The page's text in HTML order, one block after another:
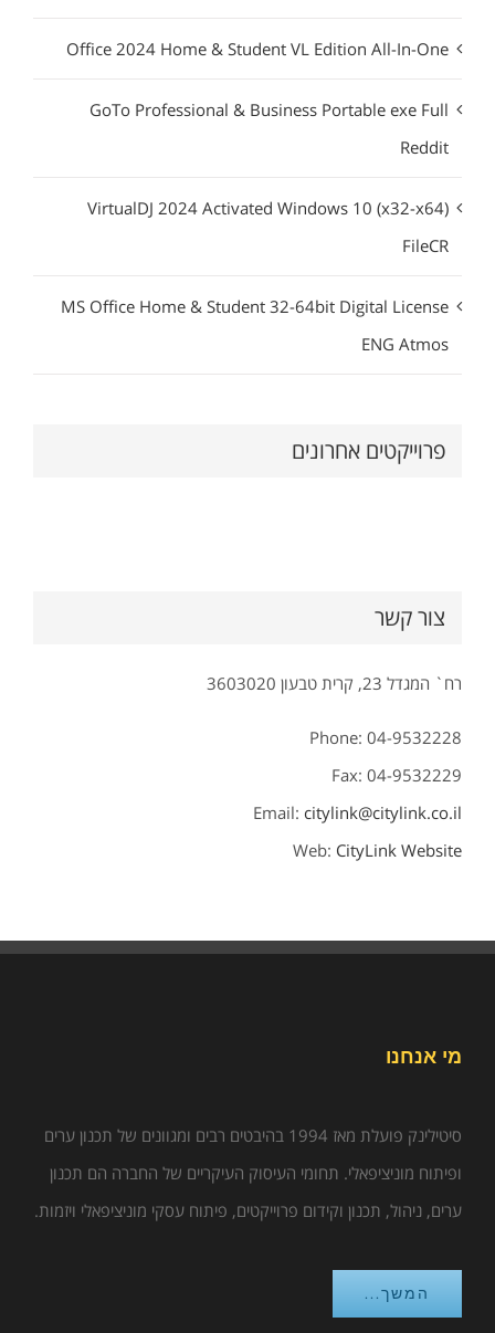
Office 2024 Home & Student VL Edition All-In-One
GoTo Professional & Business Portable exe Full
Reddit
VirtualDJ 2024 Activated Windows 10 (x32-x64)
FileCR
MS Office Home & Student 32-64bit Digital License
ENG Atmos
פרוייקטים אחרונים
צור קשר
רח` המגדל 23, קרית טבעון 3603020
Phone: 04-9532228
Fax: 04-9532229
Email: citylink@citylink.co.il
Web: CityLink Website
מי אנחנו
סיטילינק פועלת מאז 1994 בהיבטים רבים ומגוונים של תכנון ערים
ופיתוח מוניציפאלי. תחומי העיסוק העיקריים של החברה הם תכנון
ערים, ניהול, תכנון וקידום פרוייקטים, פיתוח עסקי מוניציפאלי ויזמות.
המשך...